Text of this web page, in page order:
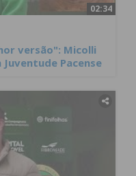
02:34
versão": Micolli
Pacense